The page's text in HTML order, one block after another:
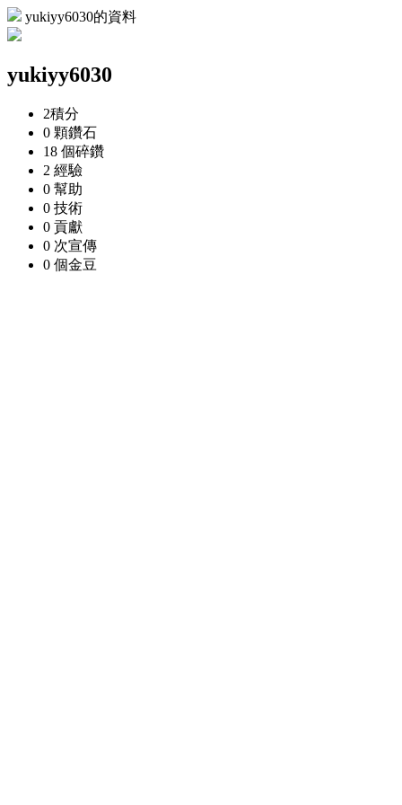
yukiyy6030的資料
yukiyy6030
2積分
0 顆鑽石
18 個碎鑽
2 經驗
0 幫助
0 技術
0 貢獻
0 次宣傳
0 個金豆